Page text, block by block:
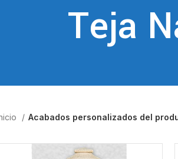
Teja
Acabados personalizados del